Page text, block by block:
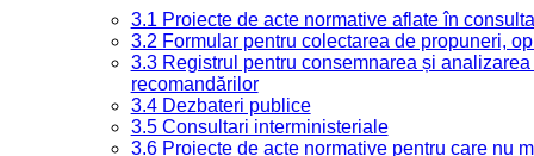
3.1 Proiecte de acte normative aflate în
3.2 Formular pentru colectarea de propuneri,
3.3 Registrul pentru consemnarea și
recomandărilor
3.4 Dezbateri publice
3.5 Consultari interministeriale
3.6 Proiecte de acte normative pentru care nu